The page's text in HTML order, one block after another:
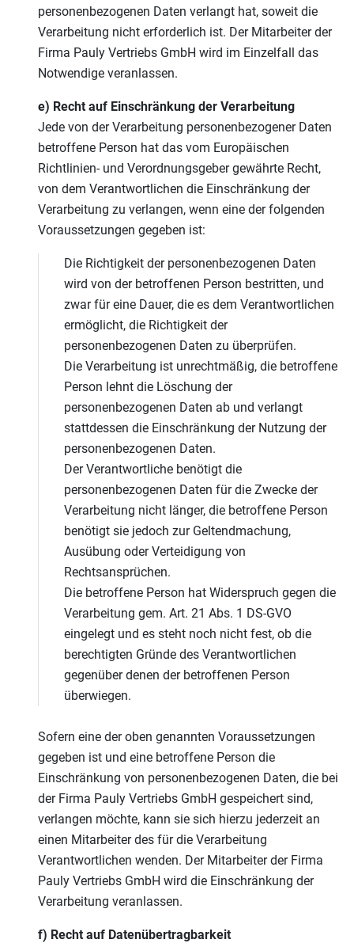
personenbezogenen Daten verlangt hat, soweit die
Verarbeitung nicht erforderlich ist. Der Mitarbeiter der
Firma Pauly Vertriebs GmbH wird im Einzelfall das
Notwendige veranlassen.
e) Recht auf Einschränkung der Verarbeitung
Jede von der Verarbeitung personenbezogener Daten
betroffene Person hat das vom Europäischen
Richtlinien- und Verordnungsgeber gewährte Recht,
von dem Verantwortlichen die Einschränkung der
Verarbeitung zu verlangen, wenn eine der folgenden
Voraussetzungen gegeben ist:
Die Richtigkeit der personenbezogenen Daten
wird von der betroffenen Person bestritten, und
zwar für eine Dauer, die es dem Verantwortlichen
ermöglicht, die Richtigkeit der
personenbezogenen Daten zu überprüfen.
Die Verarbeitung ist unrechtmäßig, die betroffene
Person lehnt die Löschung der
personenbezogenen Daten ab und verlangt
stattdessen die Einschränkung der Nutzung der
personenbezogenen Daten.
Der Verantwortliche benötigt die
personenbezogenen Daten für die Zwecke der
Verarbeitung nicht länger, die betroffene Person
benötigt sie jedoch zur Geltendmachung,
Ausübung oder Verteidigung von
Rechtsansprüchen.
Die betroffene Person hat Widerspruch gegen die
Verarbeitung gem. Art. 21 Abs. 1 DS-GVO
eingelegt und es steht noch nicht fest, ob die
berechtigten Gründe des Verantwortlichen
gegenüber denen der betroffenen Person
überwiegen.
Sofern eine der oben genannten Voraussetzungen
gegeben ist und eine betroffene Person die
Einschränkung von personenbezogenen Daten, die bei
der Firma Pauly Vertriebs GmbH gespeichert sind,
verlangen möchte, kann sie sich hierzu jederzeit an
einen Mitarbeiter des für die Verarbeitung
Verantwortlichen wenden. Der Mitarbeiter der Firma
Pauly Vertriebs GmbH wird die Einschränkung der
Verarbeitung veranlassen.
f) Recht auf Datenübertragbarkeit